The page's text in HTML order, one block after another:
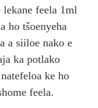
feela 1ml
ho tšoenyeha
a siiloe nako e
ka potlako
ke ho
feela.